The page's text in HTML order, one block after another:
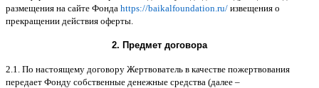
размещения на сайте Фонда https://baikalfoundation.ru/ извещения о
прекращении действия оферты
2. Предмет договора
2.1. По настоящему договору Жертвователь в качестве пожертвования
передает Фонду собственные денежные средства (далее –